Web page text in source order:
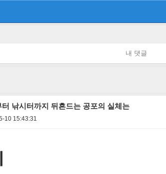
내 댓글
낚시터까지 뒤흔드는 공포의 실체는
10 15:43:31